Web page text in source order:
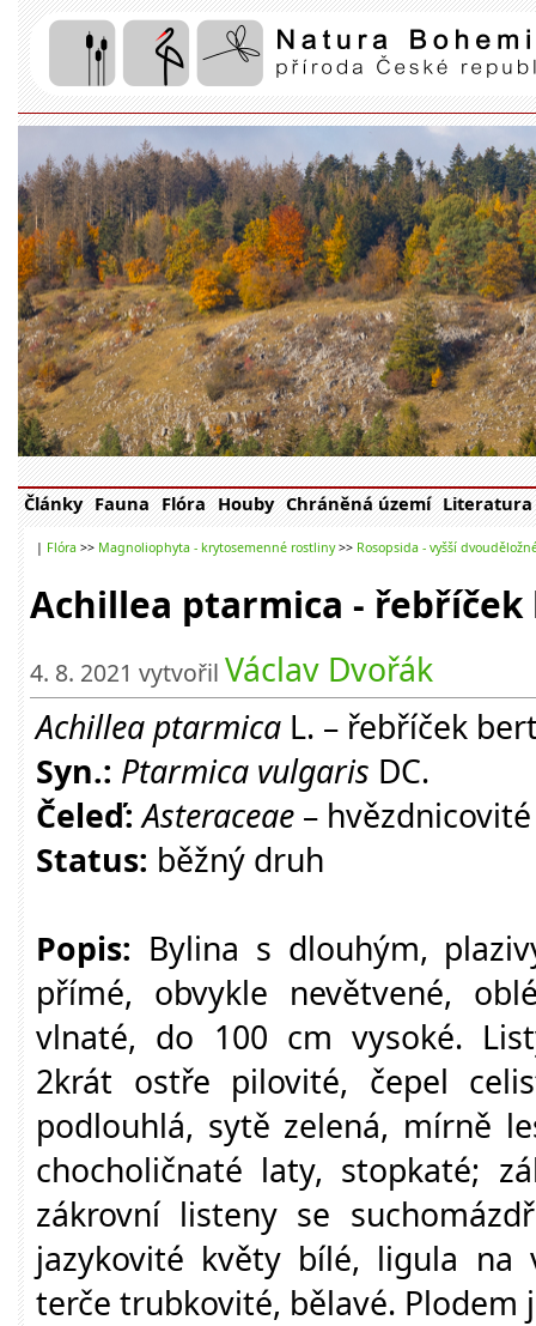
Články Fauna Flóra Houby Chráněná území Literatura
| Flóra >> Magnoliophyta - krytosemenné rostliny>> Rosopsida - vyšší
Achillea ptarmica -
4. 8. 2021 vytvořil Václav Dvořák
Achillea ptarmica L. – řebříček
Syn.: Ptarmica vulgaris DC.
Čeleď: Asteraceae – hvězdnicovité
Status: běžný druh
Popis: Bylina s dlouhým,
přímé, obvykle nevětvené,
vlnaté, do 100 cm vysoké.
2krát ostře pilovité, čepel
podlouhlá, sytě zelená, mírně
chocholičnaté laty, stopkaté;
zákrovní listeny se
jazykovité květy bílé, ligula na
terče trubkovité, bělavé. Plodem